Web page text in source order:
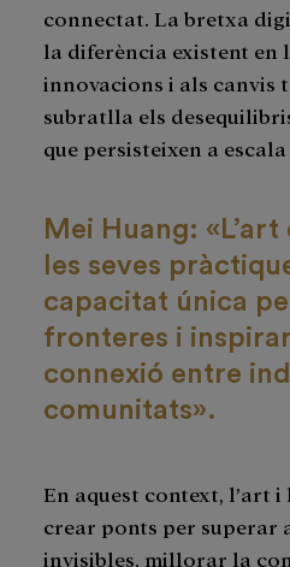
connectat. La bretxa
la diferència existent en
innovacions i als canvis
subratlla els
que persisteixen a
Mei Huang:
les seves
capacitat única
fronteres i
connexió entre
comunitats».
En aquest context, l’art
crear ponts per superar
invisibles, millorar la